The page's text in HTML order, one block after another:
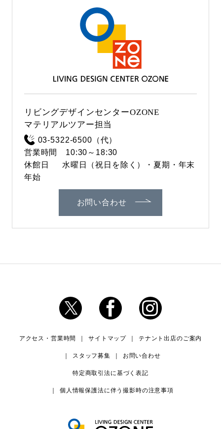
リビングデザインセンターOZONE
マテリアルツアー担当
03-5322-6500（代）
営業時間 10:30～18:30
休館日 水曜日（祝日を除く）・夏期・年末
年始
お問い合わせ
アクセス・営業時間 サイトマップ テナント出店のご案内
スタッフ募集 お問い合わせ
特定商取引法に基づく表記
個人情報保護法に伴う撮影時の注意事項